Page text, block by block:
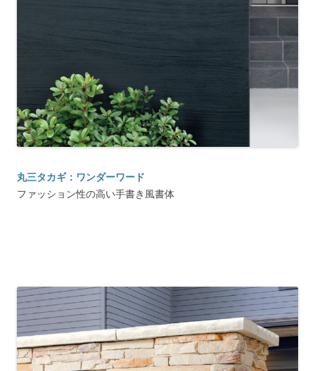
丸三タカギ：ワンダーワード
ファッション性の高い手書き風書体